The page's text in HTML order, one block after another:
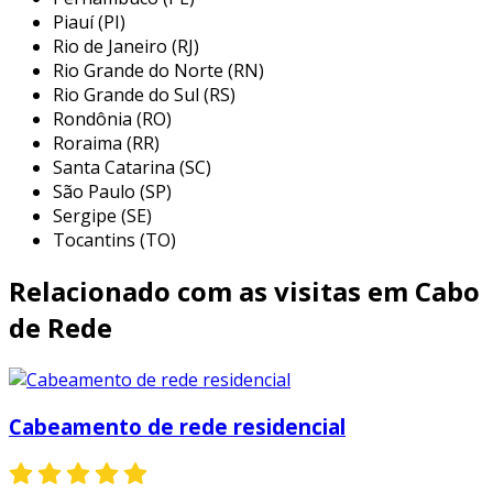
utilizados em diversas aplicações,
especialmente em redes locais (lans). entre as
principais aplicações estão:
conexão de computadores e
dispositivos:
computadores, impressoras e outros
dispositivos em uma rede corporativa ou
doméstica.
popularização da telefonia pela internet,
esses cabos são frequentemente
utilizados para conectar sistemas de
usados em sistemas de câmeras de
vídeo em tempo real com boa qualidade.
Piauí (PI)
Rio de Janeiro (RJ)
Rio Grande do Norte (RN)
Rio Grande do Sul (RS)
Rondônia (RO)
Roraima (RR)
Santa Catarina (SC)
São Paulo (SP)
Sergipe (SE)
Tocantins (TO)
Relacionado com as visitas em Cabo
de Rede
Cabeamento de rede residencial